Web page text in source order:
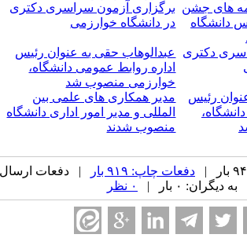
های جشن برگزاری آزمون سراسری دکتری
در دانشگاه خوارزمی
دکتری عبدالوهاب حقی به عنوان رئیس
اداره روابط عمومی دانشگاه،
خوارزمی منصوب شد
رئیس
مدیر همکاری های علمی بین
المللی و مدیر امور اداری دانشگاه
منصوب شدند
دفعات چاپ: ۹۱۹ بار
| دفعات ارسال
به دیگران: ۰ بار |